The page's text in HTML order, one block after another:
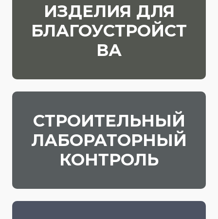
ИЗДЕЛИЯ ДЛЯ
БЛАГОУСТРОЙСТ
ВА
СТРОИТЕЛЬНЫЙ
ЛАБОРАТОРНЫЙ
КОНТРОЛЬ